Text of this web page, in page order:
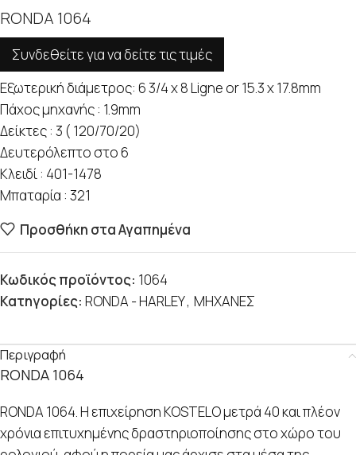
RONDA 1064
Συνδεθείτε για να δείτε τις τιμές
Εξωτερική διάμετρος: 6 3/4 x 8 Ligne or 15.3 x 17.8mm
Πάχος μηχανής : 1.9mm
Δείκτες : 3 ( 120/70/20)
Δευτερόλεπτο στο 6
Κλειδί : 401-1478
Μπαταρία : 321
Προσθήκη στα Αγαπημένα
Κωδικός προϊόντος: 1064
Κατηγορίες: RONDA - HARLEY, ΜΗΧΑΝΕΣ
Περιγραφή
RONDA 1064
RONDA 1064. Η επιχείρηση KOSTELO μετρά 40 και πλέον
χρόνια επιτυχημένης δραστηριοποίησης στο χώρο του